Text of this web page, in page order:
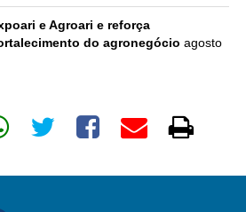
e Agroari e reforça
do agronegócio agosto